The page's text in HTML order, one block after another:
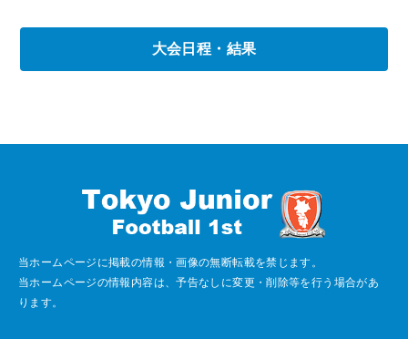
大会日程・結果
当ホームページに掲載の情報・画像の無断転載を禁じます。
当ホームページの情報内容は、予告なしに変更・削除等を行う場合があ
ります。